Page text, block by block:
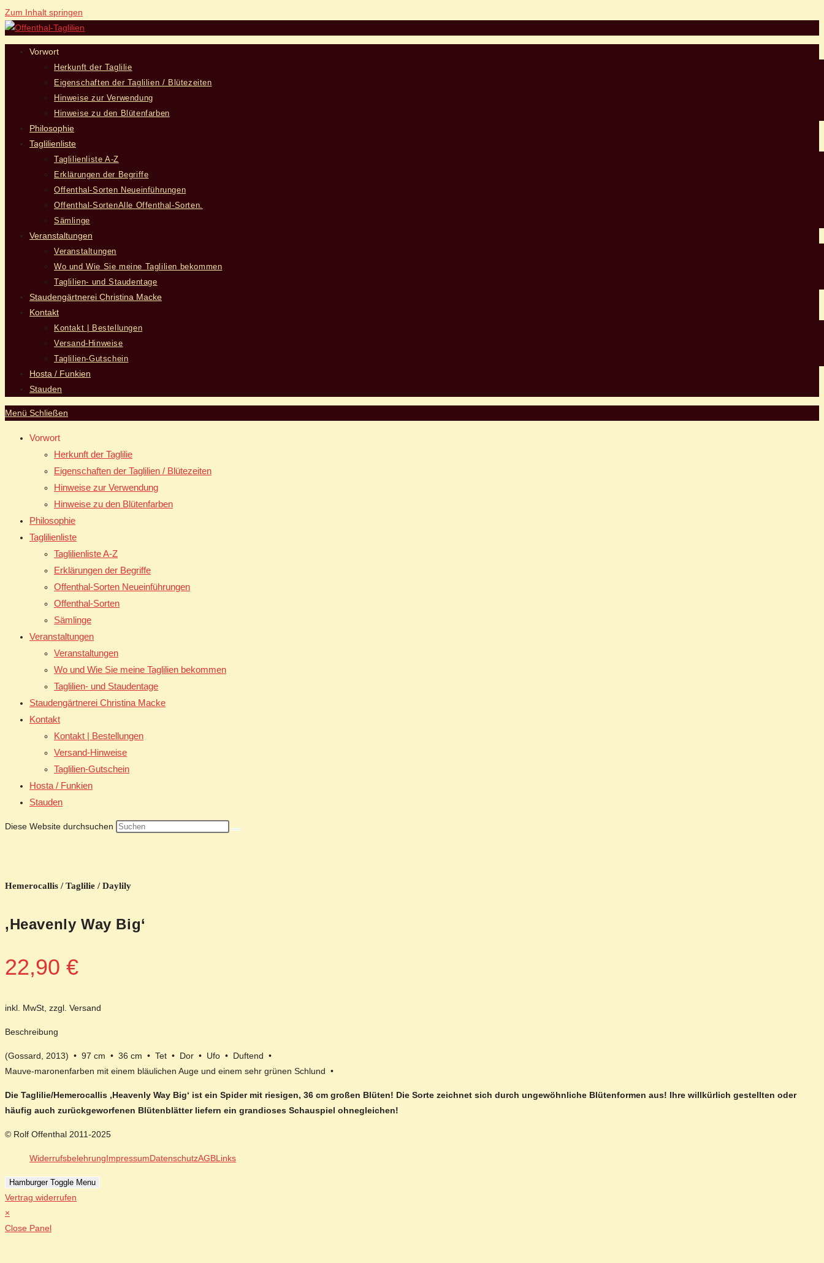
Zum Inhalt springen
Vorwort
Herkunft der Taglilie
Eigenschaften der Taglilien / Blütezeiten
Hinweise zur Verwendung
Hinweise zu den Blütenfarben
Philosophie
Taglilienliste
Taglilienliste A-Z
Erklärungen der Begriffe
Offenthal-Sorten Neueinführungen
Offenthal-SortenAlle Offenthal-Sorten.
Sämlinge
Veranstaltungen
Veranstaltungen
Wo und Wie Sie meine Taglilien bekommen
Taglilien- und Staudentage
Staudengärtnerei Christina Macke
Kontakt
Kontakt | Bestellungen
Versand-Hinweise
Taglilien-Gutschein
Hosta / Funkien
Stauden
Menü Schließen
Vorwort
Herkunft der Taglilie
Eigenschaften der Taglilien / Blütezeiten
Hinweise zur Verwendung
Hinweise zu den Blütenfarben
Philosophie
Taglilienliste
Taglilienliste A-Z
Erklärungen der Begriffe
Offenthal-Sorten Neueinführungen
Offenthal-Sorten
Sämlinge
Veranstaltungen
Veranstaltungen
Wo und Wie Sie meine Taglilien bekommen
Taglilien- und Staudentage
Staudengärtnerei Christina Macke
Kontakt
Kontakt | Bestellungen
Versand-Hinweise
Taglilien-Gutschein
Hosta / Funkien
Stauden
Diese Website durchsuchen
Hemerocallis / Taglilie / Daylily
‚Heavenly Way Big‘
22,90 €
inkl. MwSt, zzgl. Versand
Beschreibung
(Gossard, 2013) • 97 cm • 36 cm • Tet • Dor • Ufo • Duftend •
Mauve-maronenfarben mit einem bläulichen Auge und einem sehr grünen Schlund •
Die Taglilie/Hemerocallis ‚Heavenly Way Big‘ ist ein Spider mit riesigen, 36 cm großen Blüten! Die Sorte zeichnet sich durch ungewöhnliche Blütenformen aus! Ihre willkürlich gestellten oder
häufig auch zurückgeworfenen Blütenblätter liefern ein grandioses Schauspiel ohnegleichen!
© Rolf Offenthal 2011-2025
WiderrufsbelehrungImpressumDatenschutzAGBLinks
Hamburger Toggle Menu
Vertrag widerrufen
×
Close Panel